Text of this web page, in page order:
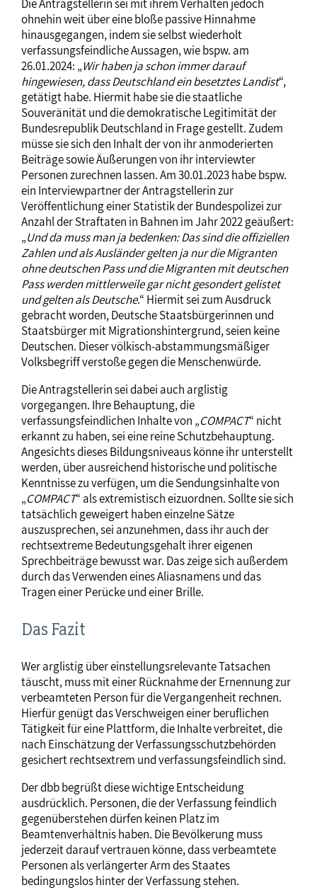
Die Antragstellerin sei mit ihrem Verhalten jedoch
ohnehin weit über eine bloße passive Hinnahme
hinausgegangen, indem sie selbst wiederholt
verfassungsfeindliche Aussagen, wie bspw. am
26.01.2024: „Wir haben ja schon immer darauf
hingewiesen, dass Deutschland ein besetztes Landist“,
getätigt habe. Hiermit habe sie die staatliche
Souveränität und die demokratische Legitimität der
Bundesrepublik Deutschland in Frage gestellt. Zudem
müsse sie sich den Inhalt der von ihr anmoderierten
Beiträge sowie Äußerungen von ihr interviewter
Personen zurechnen lassen. Am 30.01.2023 habe bspw.
ein Interviewpartner der Antragstellerin zur
Veröffentlichung einer Statistik der Bundespolizei zur
Anzahl der Straftaten in Bahnen im Jahr 2022 geäußert:
„Und da muss man ja bedenken: Das sind die offiziellen
Zahlen und als Ausländer gelten ja nur die Migranten
ohne deutschen Pass und die Migranten mit deutschen
Pass werden mittlerweile gar nicht gesondert gelistet
und gelten als Deutsche.“ Hiermit sei zum Ausdruck
gebracht worden, Deutsche Staatsbürgerinnen und
Staatsbürger mit Migrationshintergrund, seien keine
Deutschen. Dieser völkisch-abstammungsmäßiger
Volksbegriff verstoße gegen die Menschenwürde.
Die Antragstellerin sei dabei auch arglistig
vorgegangen. Ihre Behauptung, die
verfassungsfeindlichen Inhalte von „COMPACT“ nicht
erkannt zu haben, sei eine reine Schutzbehauptung.
Angesichts dieses Bildungsniveaus könne ihr unterstellt
werden, über ausreichend historische und politische
Kenntnisse zu verfügen, um die Sendungsinhalte von
„COMPACT“ als extremistisch eizuordnen. Sollte sie sich
tatsächlich geweigert haben einzelne Sätze
auszusprechen, sei anzunehmen, dass ihr auch der
rechtsextreme Bedeutungsgehalt ihrer eigenen
Sprechbeiträge bewusst war. Das zeige sich außerdem
durch das Verwenden eines Aliasnamens und das
Tragen einer Perücke und einer Brille.
Das Fazit
Wer arglistig über einstellungsrelevante Tatsachen
täuscht, muss mit einer Rücknahme der Ernennung zur
verbeamteten Person für die Vergangenheit rechnen.
Hierfür genügt das Verschweigen einer beruflichen
Tätigkeit für eine Plattform, die Inhalte verbreitet, die
nach Einschätzung der Verfassungsschutzbehörden
gesichert rechtsextrem und verfassungsfeindlich sind.
Der dbb begrüßt diese wichtige Entscheidung
ausdrücklich. Personen, die der Verfassung feindlich
gegenüberstehen dürfen keinen Platz im
Beamtenverhältnis haben. Die Bevölkerung muss
jederzeit darauf vertrauen könne, dass verbeamtete
Personen als verlängerter Arm des Staates
bedingungslos hinter der Verfassung stehen.